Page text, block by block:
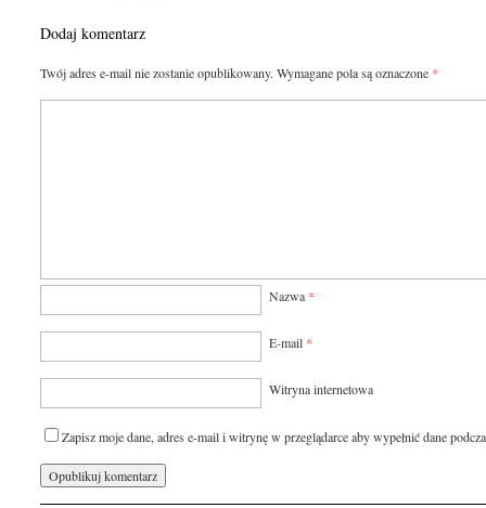
Dodaj komentarz
Twój adres e-mail nie zostanie opublikowany. Wymagane pola są oznaczone *
Nazwa *
E-mail *
Witryna internetowa
Zapisz moje dane, adres e-mail i witrynę w przeglądarce aby wypełnić dane